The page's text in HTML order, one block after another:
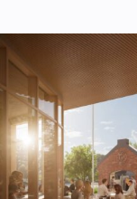
Tips oss
Ledige stillinger
eBlad